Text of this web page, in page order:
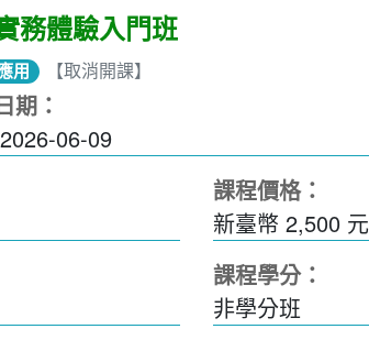
務體驗入門班
用 【取消開課】
期：
06-09
課程價格：
新臺幣 2,500 元
課程學分：
非學分班